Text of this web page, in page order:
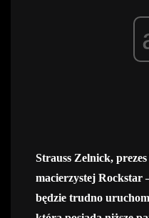
Strauss Zelnick,
macierzystej Rockstar
będzie trudno